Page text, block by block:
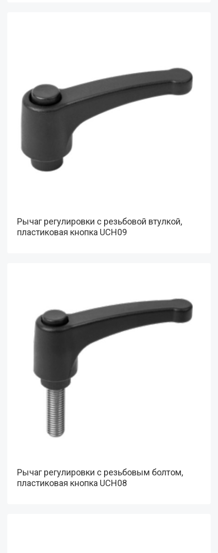
Рычаг регулировки с резьбовой втулкой,
пластиковая кнопка UCH09
Рычаг регулировки с резьбовым болтом,
пластиковая кнопка UCH08